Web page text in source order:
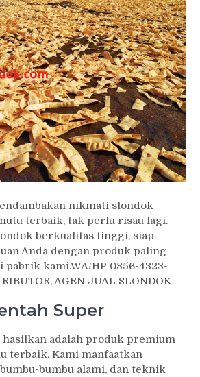
nikmati slondok
terbaik, tak perlu risau lagi.
berkualitas tinggi, siap
Anda dengan produk paling
kami.WA/HP 0856-4323-
AGEN JUAL SLONDOK
Super
adalah produk premium
terbaik. Kami manfaatkan
bumbu alami, dan teknik